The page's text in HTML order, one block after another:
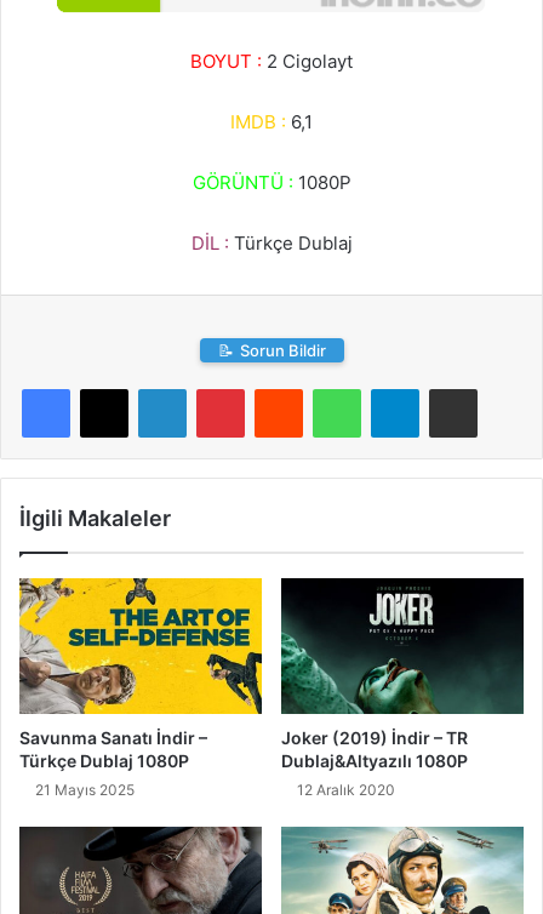
BOYUT : 2 Cigolayt
IMDB : 6,1
GÖRÜNTÜ : 1080P
DİL : Türkçe Dublaj
📝 Sorun Bildir
LinkedInPinterestReddit WhatsAppTelegramE-Posta ile paylaş
İlgili Makaleler
Savunma Sanatı İndir –
Türkçe Dublaj 1080P
21 Mayıs 2025
Joker (2019) İndir – TR
Dublaj&Altyazılı 1080P
12 Aralık 2020